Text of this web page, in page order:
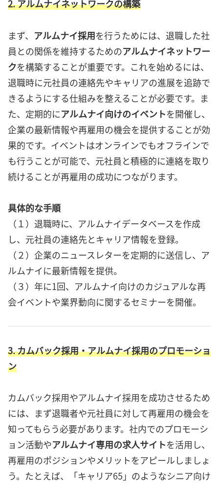
2. アルムナイネットワークの構築
まず、 アルムナイ採用を行うためには、退職した社
員との関係を維持するためのアルムナイネットワー
クを構築することが重要です。これを始めるには、
退職時に元社員の連絡先やキャリアの進展を追跡で
きるようにする仕組みを整えることが必要です。ま
た、定期的にアルムナイ向けのイベントを開催し、
企業の最新情報や再雇用の機会を提供することが効
果的です。イベントはオンラインでもオフラインで
も行うことが可能で、元社員と積極的に連絡を取り
続けることが再雇用の成功につながります。
具体的な手順
（１）退職時に、アルムナイデータベースを作成
し、元社員の連絡先とキャリア情報を登録。
（２）企業のニュースレターを定期的に送信し、ア
ルムナイに最新情報を提供。
（３）年に1回、アルムナイ向けのカジュアルな再
会イベントや業界動向に関するセミナーを開催。
3. カムバック採用・アルムナイ採用のプロモーショ
ン
カムバック採用やアルムナイ採用を成功させるため
には、まず退職者や元社員に対して再雇用の機会を
知ってもらう必要があります。社内でのプロモーシ
ョン活動やアルムナイ専用の求人サイトを活用し、
再雇用のポジションやメリットをアピールしましょ
う。たとえば、「キャリア65」のようなシニア向け